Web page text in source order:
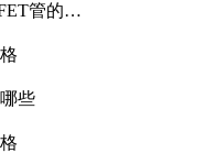
管的合
些